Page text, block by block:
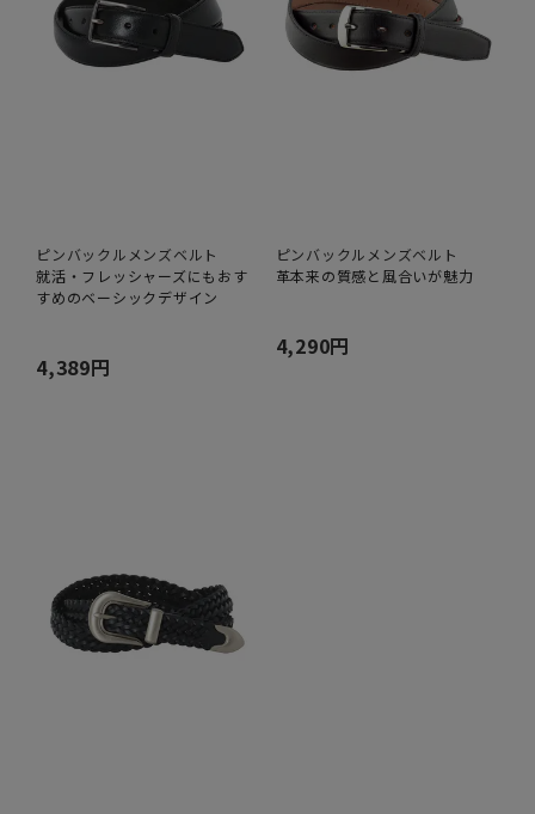
ピンバックルメンズベルト
就活・フレッシャーズにもおす
すめのベーシックデザイン
4,389円
ピンバックルメンズベルト
革本来の質感と風合いが魅力
4,290円